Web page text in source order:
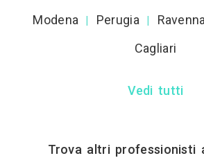
Modena Perugia
Cagliari
Vedi tutti
Trova altri professionisti